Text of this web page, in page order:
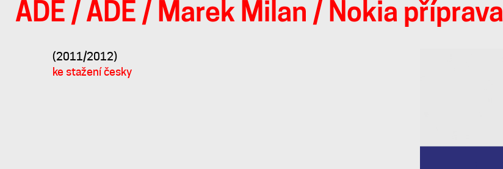
ADE / ADE / Marek Milan / Nokia příprava
Nokia
příprava
(2011/2012)
ke stažení česky